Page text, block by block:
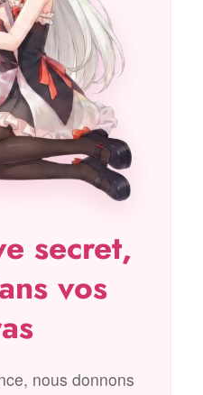
secret,
vos
nous donnons